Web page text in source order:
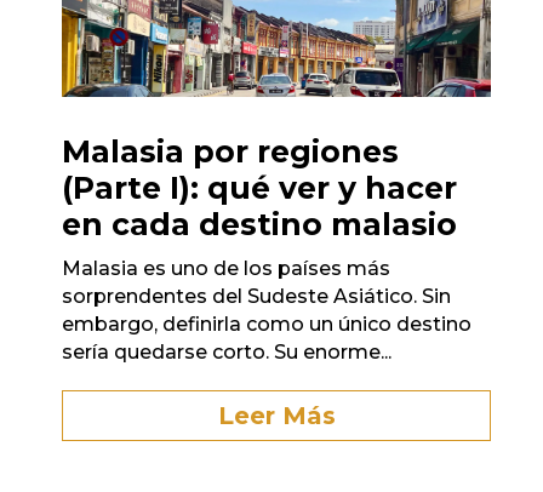
Malasia por regiones
(Parte I): qué ver y hacer
en cada destino malasio
Malasia es uno de los países más
sorprendentes del Sudeste Asiático. Sin
embargo, definirla como un único destino
sería quedarse corto. Su enorme...
Leer Más